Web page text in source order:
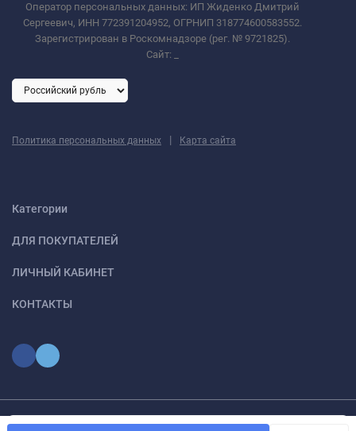
Оператор персональных данных: ИП Жиденко Дмитрий
Сергеевич, ИНН 772391204952, ОГРНИП 318774600583552.
Зарегистрирован в Роскомнадзоре (рег. № 9721825).
Сайт:
Политика персональных данных | Карта сайта
Категории
ДЛЯ ПОКУПАТЕЛЕЙ
ЛИЧНЫЙ КАБИНЕТ
КОНТАКТЫ